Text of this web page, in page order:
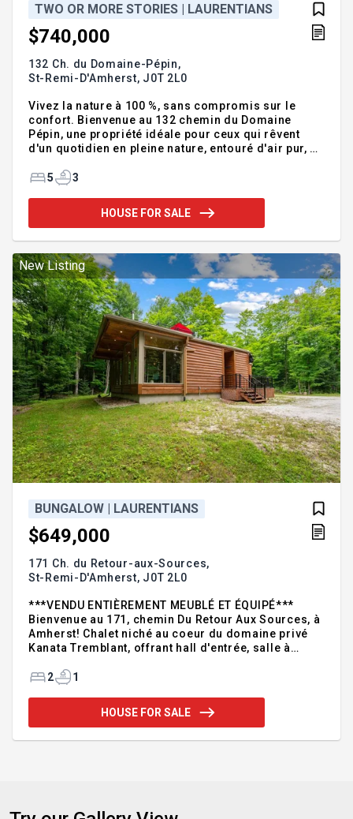
TWO OR MORE STORIES | LAURENTIANS
$740,000
132 Ch. du Domaine-Pépin,
St-Remi-D'Amherst, J0T 2L0
Vivez la nature à 100 %, sans compromis sur le
confort. Bienvenue au 132 chemin du Domaine
Pépin, une propriété idéale pour ceux qui rêvent
d'un quotidien en pleine nature, entouré d'air pur, de
Laurentides, cette maison spacieuse et lumineuse
et bien ancrée dans un environnement exceptionnel,
suite en addenda. Addendum:5 chambres. 3 salles
Domaine Pépin à Amherst, cette propriété
exceptionne
5 3
HOUSE FOR SALE
New Listing
BUNGALOW | LAURENTIANS
$649,000
171 Ch. du Retour-aux-Sources,
St-Remi-D'Amherst, J0T 2L0
***VENDU ENTIÈREMENT MEUBLÉ ET ÉQUIPÉ***
Bienvenue au 171, chemin Du Retour Aux Sources, à
Amherst! Chalet niché au coeur du domaine privé
Kanata Tremblant, offrant hall d'entrée, salle à
bains. Terrain boisé procurant intimité et
sauna, salle de jeux, billard), héliport privé. À
proximité des attraits de Tremblant. Une occasion
2 1
HOUSE FOR SALE